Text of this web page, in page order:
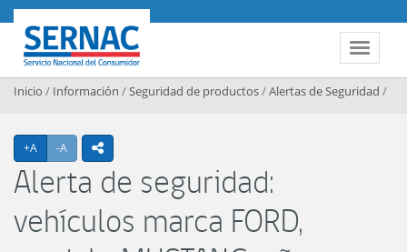
Contenido principal
Toggle
SERNAC
Inicio / Información /Seguridad de productos/Alertas de Seguridad /
+A Agrandar texto
-A Achicar textoicono compartir
Alerta de seguridad:
vehículos marca FORD,